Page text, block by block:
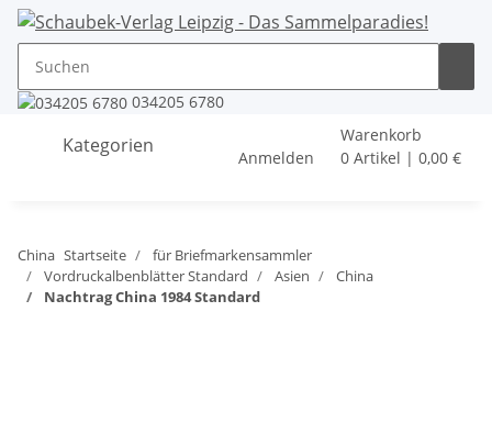
034205 6780
Kategorien
Anmelden
Warenkorb
0 Artikel | 0,00 €
China Startseite
für Briefmarkensammler
Vordruckalbenblätter Standard
Asien
China
Nachtrag China 1984 Standard